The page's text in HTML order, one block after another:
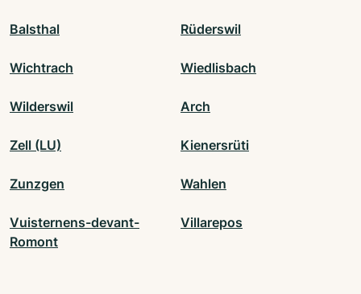
Balsthal Rüderswil
Wichtrach Wiedlisbach
Wilderswil Arch
Zell (LU) Kienersrüti
Zunzgen Wahlen
Vuisternens-devant-
Romont
Villarepos